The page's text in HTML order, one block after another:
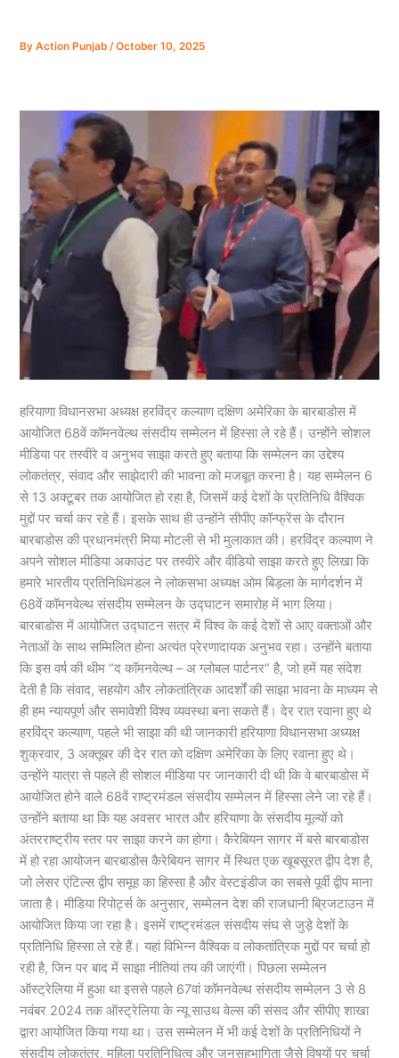
ByAction Punjab/October 10, 2025
हरियाणा विधानसभा अध्यक्ष हरविंद्र कल्याण दक्षिण अमेरिका के बारबाडोस में
आयोजित 68वें कॉमनवेल्थ संसदीय सम्मेलन में हिस्सा ले रहे हैं। उन्होंने सोशल
मीडिया पर तस्वीरे व अनुभव साझा करते हुए बताया कि सम्मेलन का उद्देश्य
लोकतंत्र, संवाद और साझेदारी की भावना को मजबूत करना है। यह सम्मेलन 6
से 13 अक्टूबर तक आयोजित हो रहा है, जिसमें कई देशों के प्रतिनिधि वैश्विक
मुद्दों पर चर्चा कर रहे हैं। इसके साथ ही उन्होंने सीपीए कॉन्फ्रेंस के दौरान
बारबाडोस की प्रधानमंत्री मिया मोटली से भी मुलाकात की। हरविंद्र कल्याण ने
अपने सोशल मीडिया अकाउंट पर तस्वीरे और वीडियो साझा करते हुए लिखा कि
हमारे भारतीय प्रतिनिधिमंडल ने लोकसभा अध्यक्ष ओम बिड़ला के मार्गदर्शन में
68वें कॉमनवेल्थ संसदीय सम्मेलन के उद्घाटन समारोह में भाग लिया।
बारबाडोस में आयोजित उद्घाटन सत्र में विश्व के कई देशों से आए वक्ताओं और
नेताओं के साथ सम्मिलित होना अत्यंत प्रेरणादायक अनुभव रहा। उन्होंने बताया
कि इस वर्ष की थीम “द कॉमनवेल्थ – अ ग्लोबल पार्टनर” है, जो हमें यह संदेश
देती है कि संवाद, सहयोग और लोकतांत्रिक आदर्शों की साझा भावना के माध्यम से
ही हम न्यायपूर्ण और समावेशी विश्व व्यवस्था बना सकते हैं। देर रात रवाना हुए थे
हरविंद्र कल्याण, पहले भी साझा की थी जानकारी हरियाणा विधानसभा अध्यक्ष
शुक्रवार, 3 अक्तूबर की देर रात को दक्षिण अमेरिका के लिए रवाना हुए थे।
उन्होंने यात्रा से पहले ही सोशल मीडिया पर जानकारी दी थी कि वे बारबाडोस में
आयोजित होने वाले 68वें राष्ट्रमंडल संसदीय सम्मेलन में हिस्सा लेने जा रहे हैं।
उन्होंने बताया था कि यह अवसर भारत और हरियाणा के संसदीय मूल्यों को
अंतरराष्ट्रीय स्तर पर साझा करने का होगा। कैरेबियन सागर में बसे बारबाडोस
में हो रहा आयोजन बारबाडोस कैरेबियन सागर में स्थित एक खूबसूरत द्वीप देश है,
जो लेसर एंटिल्स द्वीप समूह का हिस्सा है और वेस्टइंडीज का सबसे पूर्वी द्वीप माना
जाता है। मीडिया रिपोर्ट्स के अनुसार, सम्मेलन देश की राजधानी ब्रिजटाउन में
आयोजित किया जा रहा है। इसमें राष्ट्रमंडल संसदीय संघ से जुड़े देशों के
प्रतिनिधि हिस्सा ले रहे हैं। यहां विभिन्न वैश्विक व लोकतांत्रिक मुद्दों पर चर्चा हो
रही है, जिन पर बाद में साझा नीतियां तय की जाएंगी। पिछला सम्मेलन
ऑस्ट्रेलिया में हुआ था इससे पहले 67वां कॉमनवेल्थ संसदीय सम्मेलन 3 से 8
नवंबर 2024 तक ऑस्ट्रेलिया के न्यू साउथ वेल्स की संसद और सीपीए शाखा
द्वारा आयोजित किया गया था। उस सम्मेलन में भी कई देशों के प्रतिनिधियों ने
संसदीय लोकतंत्र, महिला प्रतिनिधित्व और जनसहभागिता जैसे विषयों पर चर्चा